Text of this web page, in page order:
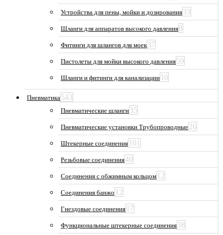
Устройства для пены, мойки и дозирования33
Шланги для аппаратов высокого давления8
Фитинги для шлангов для моек37
Пистолеты для мойки высокого давления59
Шланги и фитинги для канализации 10
Пневматика543
Пневматические шланги35
Пневматические установки Трубопроводные26
Штекерные соединения 101
Резьбовые соединения40
Соединения с обжимным кольцом 12
Соединения банжо 12
Гнездовые соединения 17
Функциональные штекерные соединения38